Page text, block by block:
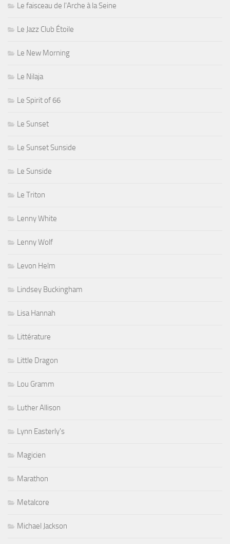
Le faisceau de l'Arche à la Seine
Le Jazz Club Étoile
Le New Morning
Le Nilaja
Le Spirit of 66
Le Sunset
Le Sunset Sunside
Le Sunside
Le Triton
Lenny White
Lenny Wolf
Levon Helm
Lindsey Buckingham
Lisa Hannah
Littérature
Little Dragon
Lou Gramm
Luther Allison
Lynn Easterly's
Magicien
Marathon
Metalcore
Michael Jackson